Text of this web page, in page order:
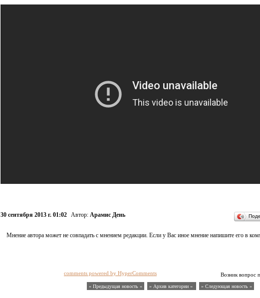
30 сентября 2013 г. 01:02 Автор: Арамис День
Мнение автора может не совпадать с мнением редакции. Если у Вас иное мнение напишите его в
Возник вопрос
comments powered by HyperComments
« Предыдущая новость « » Архив категории « » Следующая новость »